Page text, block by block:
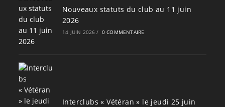
Nouveaux statuts du club au 11 juin
2026
14 JUIN 2026 / 0 COMMENTAIRE
Interclubs « Vétéran » le jeudi 25 juin